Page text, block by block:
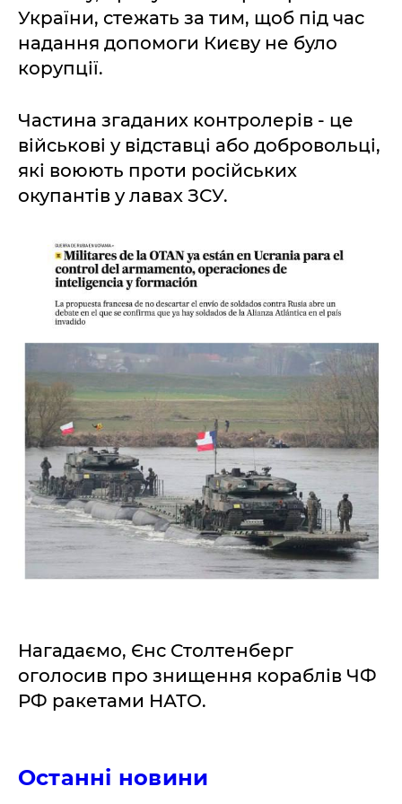
України, стежать за тим, щоб під час
надання допомоги Києву не було
корупції.
Частина згаданих контролерів - це
військові у відставці або добровольці,
які воюють проти російських
окупантів у лавах ЗСУ.
Нагадаємо, Єнс Столтенберг
оголосив про знищення кораблів ЧФ
РФ ракетами НАТО.
Останні новини